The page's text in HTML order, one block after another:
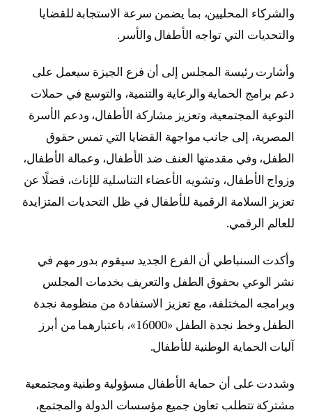
والشركاء المحليين، بما يضمن سرعة الاستجابة للقضايا
والتحديات التي تواجه الأطفال والأسر.
وأشارت رئيسة المجلس إلى أن فرع الجيزة سيعمل على
دعم برامج الحماية والرعاية والتنمية، والتوسع في حملات
التوعية المجتمعية، وتعزيز مشاركة الأطفال، ودعم الأسرة
المصرية، إلى جانب مواجهة القضايا التي تمس حقوق
الطفل، وفي مقدمتها العنف ضد الأطفال، وعمالة الأطفال،
وزواج الأطفال، وتشويه الأعضاء التناسلية للإناث، فضلًا عن
تعزيز السلامة الرقمية للأطفال في ظل التحديات المتزايدة
للعالم الرقمي.
وأكدت السنباطي أن الفرع الجديد سيقوم بدور مهم في
نشر الوعي بحقوق الطفل والتعريف بخدمات المجلس
وبرامجه المختلفة، مع تعزيز الاستفادة من منظومة نجدة
الطفل وخط نجدة الطفل «16000»، باعتبارهما من أبرز
آليات الحماية الوطنية للأطفال.
وشددت على أن حماية الأطفال مسؤولية وطنية ومجتمعية
مشتركة تتطلب تعاون جميع مؤسسات الدولة والمجتمع،